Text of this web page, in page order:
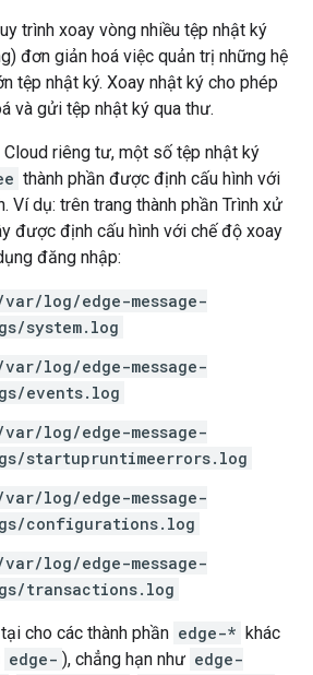
trình xoay vòng nhiều tệp nhật ký
đơn giản hoá việc quản trị những hệ
tệp nhật ký. Xoay nhật ký cho phép
và gửi tệp nhật ký qua thư.
Cloud riêng tư, một số tệp nhật ký
thành phần được định cấu hình với
Ví dụ: trên trang thành phần Trình xử
được định cấu hình với chế độ xoay
đăng nhập:
log/edge-message-
system.log
log/edge-message-
events.log
log/edge-message-
startupruntimeerrors.log
log/edge-message-
configurations.log
log/edge-message-
transactions.log
cho các thành phần edge-* khác
edge- ), chẳng hạn như edge-